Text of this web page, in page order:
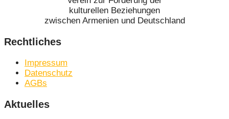
kulturellen Beziehungen
zwischen Armenien und Deutschland
Rechtliches
Impressum
Datenschutz
AGBs
Aktuelles